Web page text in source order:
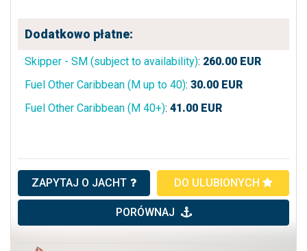
Dodatkowo płatne:
Skipper - SM (subject to availability): 260.00 EUR
Fuel Other Caribbean (M up to 40): 30.00 EUR
Fuel Other Caribbean (M 40+): 41.00 EUR
ZAPYTAJ O JACHT DO ULUBIONYCH
PORÓWNAJ